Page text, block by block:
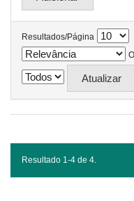
Resultados/Página
Resultado 1-4 de 4.